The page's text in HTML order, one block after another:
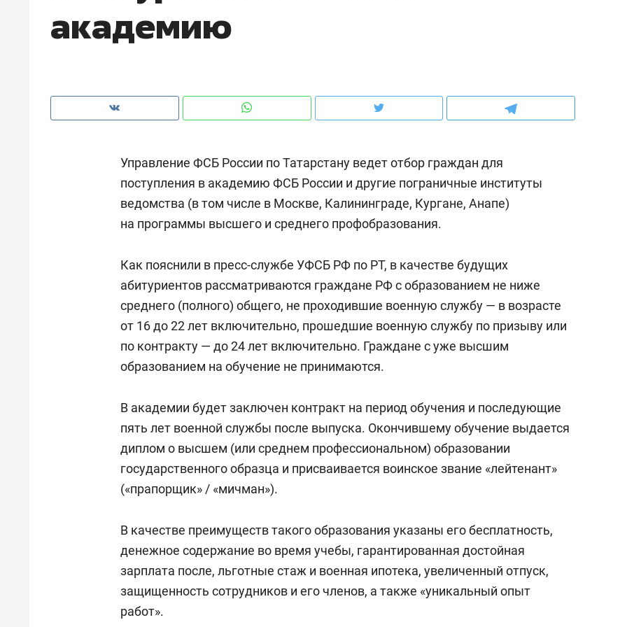
академию
Управление ФСБ России по Татарстану ведет отбор граждан для
поступления в академию ФСБ России и другие пограничные институты
ведомства (в том числе в Москве, Калининграде, Кургане, Анапе)
на программы высшего и среднего профобразования.
Как пояснили в пресс-службе УФСБ РФ по РТ, в качестве будущих
абитуриентов рассматриваются граждане РФ с образованием не ниже
среднего (полного) общего, не проходившие военную службу — в возрасте
от 16 до 22 лет включительно, прошедшие военную службу по призыву или
по контракту — до 24 лет включительно. Граждане с уже высшим
образованием на обучение не принимаются.
В академии будет заключен контракт на период обучения и последующие
пять лет военной службы после выпуска. Окончившему обучение выдается
диплом о высшем (или среднем профессиональном) образовании
государственного образца и присваивается воинское звание «лейтенант»
(«прапорщик» / «мичман»).
В качестве преимуществ такого образования указаны его бесплатность,
денежное содержание во время учебы, гарантированная достойная
зарплата после, льготные стаж и военная ипотека, увеличенный отпуск,
защищенность сотрудников и его членов, а также «уникальный опыт
работ».
Оман?
клиентах и чудных запросах мастеров
150 камер до квартиры и Face
ID вместо ключа: какой будет
безопасность в ЖК «Нова»
Опыт выживания в дикой
природе, работа
с ментальным и физическим
состоянием как основа
антихрупких команд
Мексика, рок-концерт
и вагон с чак-чаком: как
в Менделеевске прошла
«Гонка Героев»